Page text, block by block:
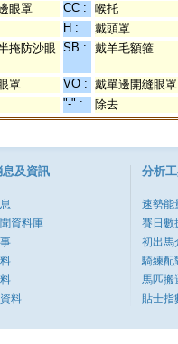
眼罩 CC :
喉托
H :
戴頭罩
掩防沙眼 SB : 戴羊毛額箍
罩 VO : 戴單邊開縫眼罩
"-" : 除去
息及資訊
資料庫
料
分析
速勢能
賽日數
初出馬
騎練配
馬匹搬
貼士指